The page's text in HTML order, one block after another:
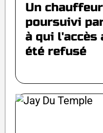
Un
poursuivi
à qui l'accès
été refusé